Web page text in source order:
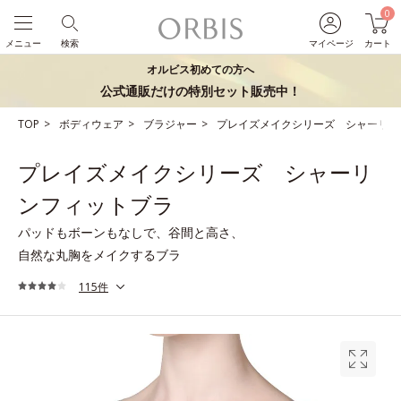
マイページ
0
カート
検索
メニュー
オルビス初めての方へ
公式通販だけの特別セット販売中！
TOP ボディウェア ブラジャー プレイズメイクシリーズ シャーリ
プレイズメイクシリーズ シャーリ
ンフィットブラ
パッドもボーンもなしで、谷間と高さ、
自然な丸胸をメイクするブラ
115件